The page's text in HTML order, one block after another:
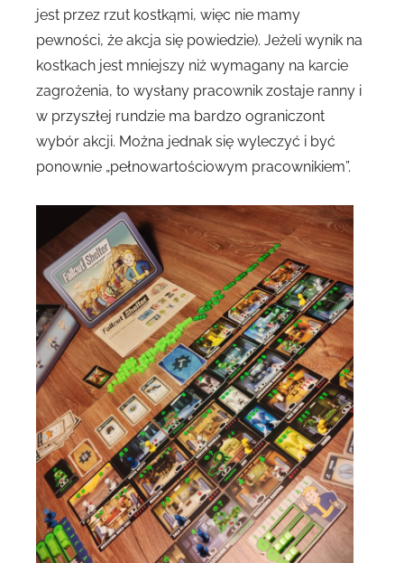
jest przez rzut kostkąmi, więc nie mamy
pewności, że akcja się powiedzie). Jeżeli wynik na
kostkach jest mniejszy niż wymagany na karcie
zagrożenia, to wysłany pracownik zostaje ranny i
w przyszłej rundzie ma bardzo ograniczont
wybór akcji. Można jednak się wyleczyć i być
ponownie „pełnowartościowym pracownikiem”.